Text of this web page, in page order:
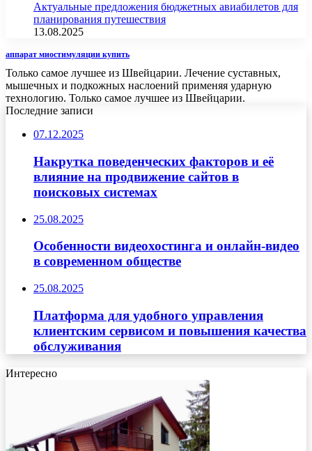
Актуальные предложения бюджетных авиабилетов для
планирования путешествия
13.08.2025
аппарат миостимуляции купить
Только самое лучшее из Швейцарии. Лечение суставных,
мышечных и подкожных наслоений применяя ударную
технологию. Только самое лучшее из Швейцарии.
Последние записи
07.12.2025
Накрутка поведенческих факторов и её
влияние на продвижение сайтов в
поисковых системах
25.08.2025
Особенности видеохостинга и онлайн-видео
в современном обществе
25.08.2025
Платформа для удобного управления
клиентским сервисом и повышения качества
обслуживания
Интересно